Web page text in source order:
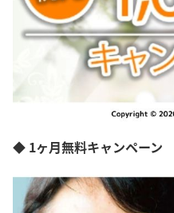
◆ 1ヶ月無料キャンペーン